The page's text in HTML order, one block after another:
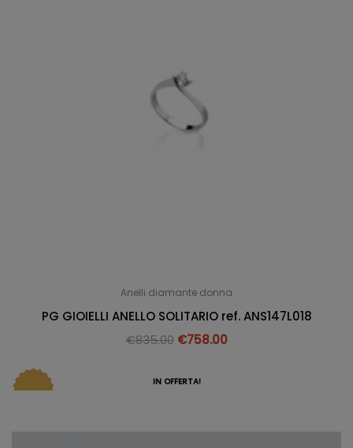
Anelli diamante donna
PG GIOIELLI ANELLO SOLITARIO ref. ANS147L018
€835.00 €758.00
IN OFFERTA!